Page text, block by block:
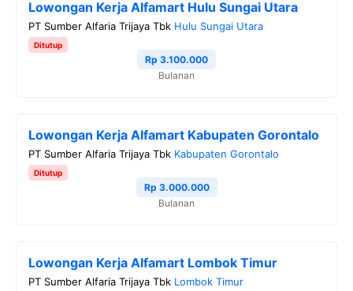
Lowongan Kerja Alfamart Hulu Sungai Utara
PT Sumber Alfaria Trijaya Tbk Hulu Sungai Utara
Ditutup
Rp 3.100.000
Bulanan
Lowongan Kerja Alfamart Kabupaten Gorontalo
PT Sumber Alfaria Trijaya Tbk Kabupaten Gorontalo
Ditutup
Rp 3.000.000
Bulanan
Lowongan Kerja Alfamart Lombok Timur
PT Sumber Alfaria Trijaya Tbk Lombok Timur